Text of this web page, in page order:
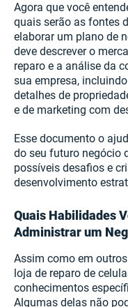
Agora que você
quais serão as fontes
elaborar um plano de
deve descrever o
reparo e a análise da
sua empresa,
detalhes de
e de marketing com
Esse documento o
do seu futuro negócio
possíveis desafios e
desenvolvimento
Quais Habilidades
Administrar um
Assim como em
loja de reparo de
conhecimentos
Algumas delas não